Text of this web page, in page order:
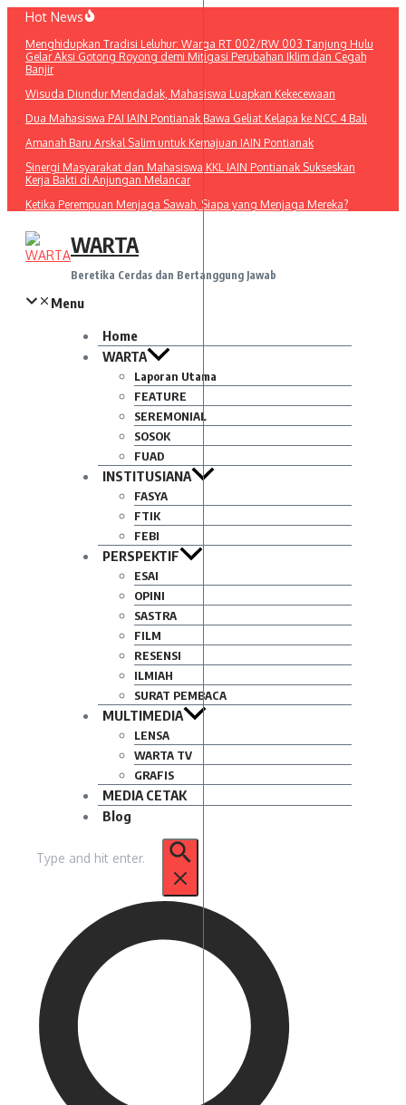
Lewati
konten
Hot News
Menghidupkan Tradisi Leluhur: Warga RT 002/RW 003 Tanjung Hulu
Gelar Aksi Gotong Royong demi Mitigasi Perubahan Iklim dan Cegah
Banjir
Wisuda Diundur Mendadak, Mahasiswa Luapkan Kekecewaan
Dua Mahasiswa PAI IAIN Pontianak Bawa Geliat Kelapa ke NCC 4 Bali
Amanah Baru Arskal Salim untuk Kemajuan IAIN Pontianak
Sinergi Masyarakat dan Mahasiswa KKL IAIN Pontianak Sukseskan
Kerja Bakti di Anjungan Melancar
Ketika Perempuan Menjaga Sawah, Siapa yang Menjaga Mereka?
WARTA
Beretika Cerdas dan Bertanggung Jawab
Menu
Home
WARTA
Laporan Utama
FEATURE
SEREMONIAL
SOSOK
FUAD
INSTITUSIANA
FASYA
FTIK
FEBI
PERSPEKTIF
ESAI
OPINI
SASTRA
FILM
RESENSI
ILMIAH
SURAT PEMBACA
MULTIMEDIA
LENSA
WARTA TV
GRAFIS
MEDIA CETAK
Blog
untuk: